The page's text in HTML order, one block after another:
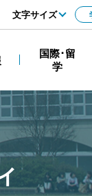
国際･留
学
文字サイズ
拡大